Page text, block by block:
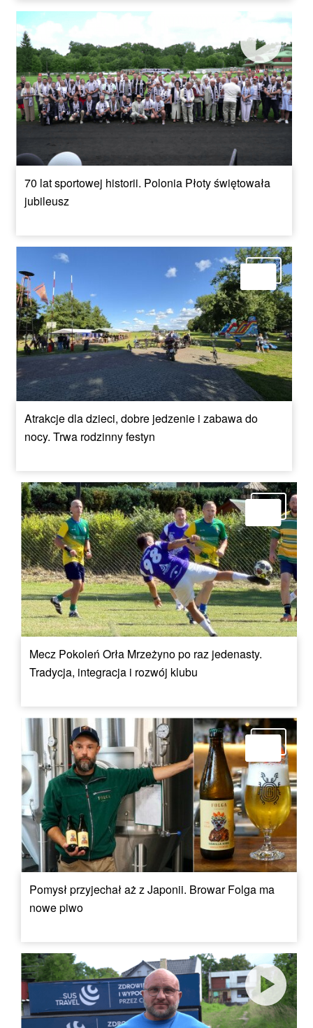
70 lat sportowej historii. Polonia Płoty świętowała
jubileusz
Atrakcje dla dzieci, dobre jedzenie i zabawa do
nocy. Trwa rodzinny festyn
Mecz Pokoleń Orła Mrzeżyno po raz jedenasty.
Tradycja, integracja i rozwój klubu
Pomysł przyjechał aż z Japonii. Browar Folga ma
nowe piwo